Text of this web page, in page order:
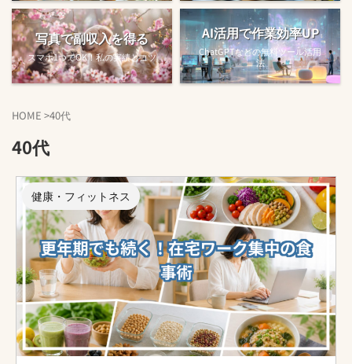
写真で副収入を得る
スマホ1つでOK！私の実績とコツ
AI活用で作業効率UP
ChatGPTなどの無料ツール活用
法
HOME >40代
40代
健康・フィットネス